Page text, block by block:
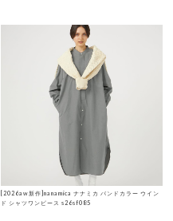
[2026aw新作]nanamica ナナミカ バンドカラー ウイン
ド シャツワンピース s26sf085